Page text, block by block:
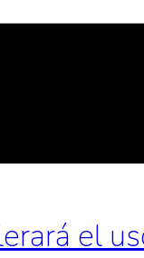
el